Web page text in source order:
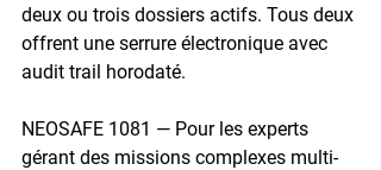
deux ou trois dossiers actifs. Tous deux
offrent une serrure électronique avec
audit trail horodaté.
NEOSAFE 1081 — Pour les experts
gérant des missions complexes multi-